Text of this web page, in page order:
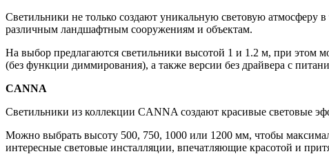
Светильники не только создают уникальную световую атмосферу
различным ландшафтным сооружениям и объектам.
На выбор предлагаются светильники высотой 1 и 1.2 м, при этом
(без функции диммирования), а также версии без драйвера с
CANNA
Светильники из коллекции CANNA создают красивые световые
Можно выбрать высоту 500, 750, 1000 или 1200 мм, чтобы
интересные световые инсталляции, впечатляющие красотой и